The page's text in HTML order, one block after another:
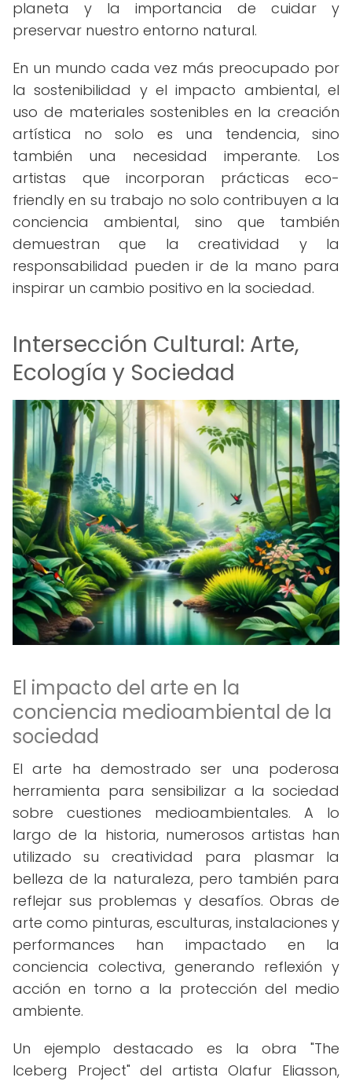
planeta y la importancia de cuidar y
preservar nuestro entorno natural.
En un mundo cada vez más preocupado por
la sostenibilidad y el impacto ambiental, el
uso de materiales sostenibles en la creación
artística no solo es una tendencia, sino
también una necesidad imperante. Los
artistas que incorporan prácticas eco-
friendly en su trabajo no solo contribuyen a la
conciencia ambiental, sino que también
demuestran que la creatividad y la
responsabilidad pueden ir de la mano para
inspirar un cambio positivo en la sociedad.
Intersección Cultural: Arte,
Ecología y Sociedad
El impacto del arte en la
conciencia medioambiental de la
sociedad
El arte ha demostrado ser una poderosa
herramienta para sensibilizar a la sociedad
sobre cuestiones medioambientales. A lo
largo de la historia, numerosos artistas han
utilizado su creatividad para plasmar la
belleza de la naturaleza, pero también para
reflejar sus problemas y desafíos. Obras de
arte como pinturas, esculturas, instalaciones y
performances han impactado en la
conciencia colectiva, generando reflexión y
acción en torno a la protección del medio
ambiente.
Un ejemplo destacado es la obra "The
Iceberg Project" del artista Olafur Eliasson,